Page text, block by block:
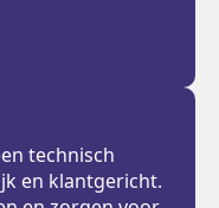
technisch
en klantgericht.